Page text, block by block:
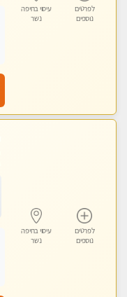
לפרטים
נוספים
עיסוי בחיפה
נשר
לפרטים
נוספים
עיסוי בחיפה
נשר